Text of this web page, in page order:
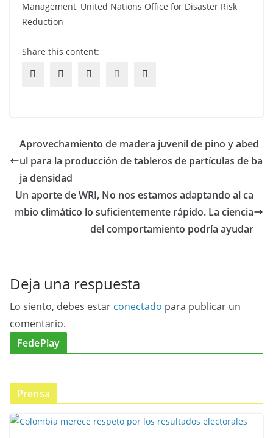
Management, United Nations Office for Disaster Risk
Reduction
Share this content:
Aprovechamiento de madera juvenil de pino y abed
ul para la producción de tableros de partículas de ba
ja densidad
Un aporte de WRI, No nos estamos adaptando al ca
mbio climático lo suficientemente rápido. La ciencia
del comportamiento podría ayudar
Deja una respuesta
Lo siento, debes estar conectado para publicar un
comentario.
FedePlay
Prensa